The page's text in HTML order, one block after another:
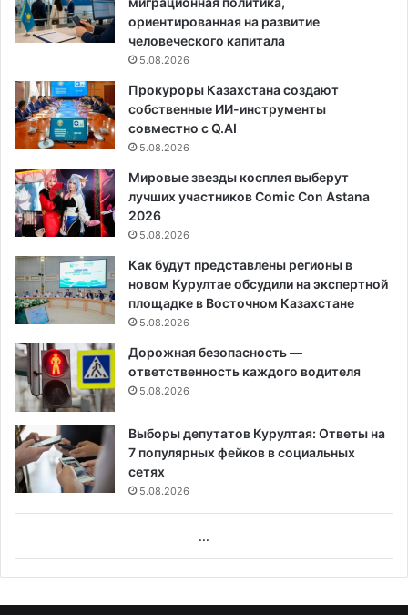
ориентированная на развитие
человеческого капитала
5.08.2026
Прокуроры Казахстана создают
собственные ИИ-инструменты
совместно с Q.AI
5.08.2026
Мировые звезды косплея выберут
лучших участников Comic Con Astana
2026
5.08.2026
Как будут представлены регионы в
новом Курултае обсудили на экспертной
площадке в Восточном Казахстане
5.08.2026
Дорожная безопасность —
ответственность каждого водителя
5.08.2026
Выборы депутатов Курултая: Ответы на
7 популярных фейков в социальных
сетях
5.08.2026
...